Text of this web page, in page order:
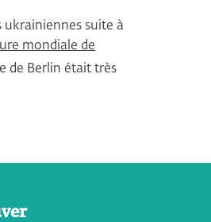
ukrainiennes suite à
mondiale de
de Berlin était très